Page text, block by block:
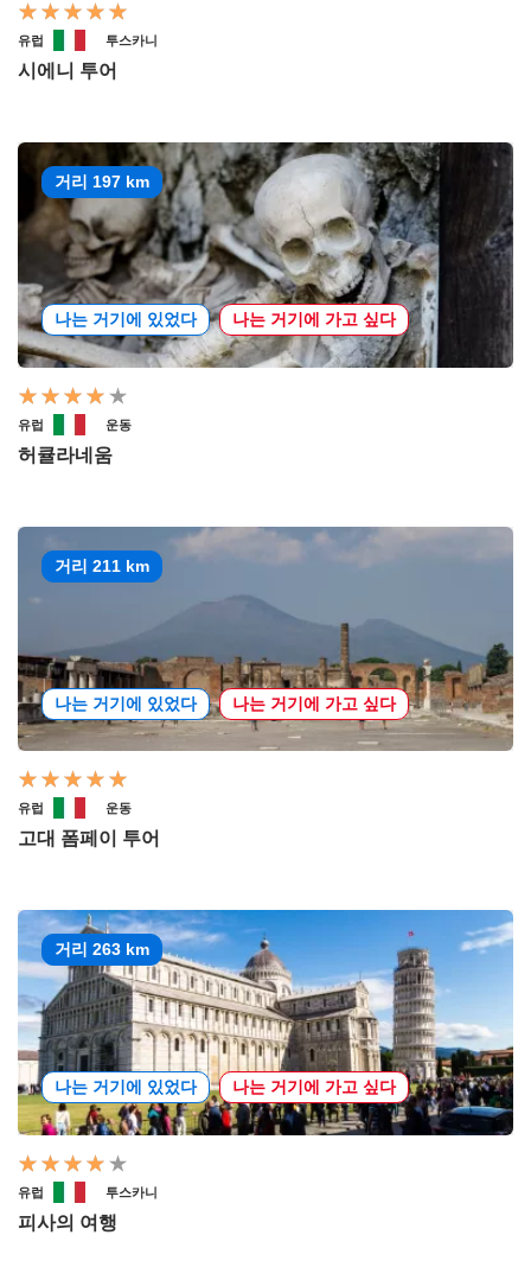
유럽 투스카니
시에니 투어
거리 197 km
나는 거기에 있었다 나는 거기에 가고 싶다
유럽 운동
허큘라네움
거리 211 km
나는 거기에 있었다 나는 거기에 가고 싶다
유럽 운동
고대 폼페이 투어
거리 263 km
나는 거기에 있었다 나는 거기에 가고 싶다
유럽 투스카니
피사의 여행